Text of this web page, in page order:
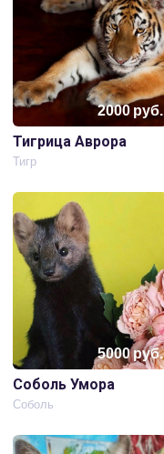
2000руб.
Тигрица Аврора
Тигр
5000руб.
Соболь Умора
Соболь